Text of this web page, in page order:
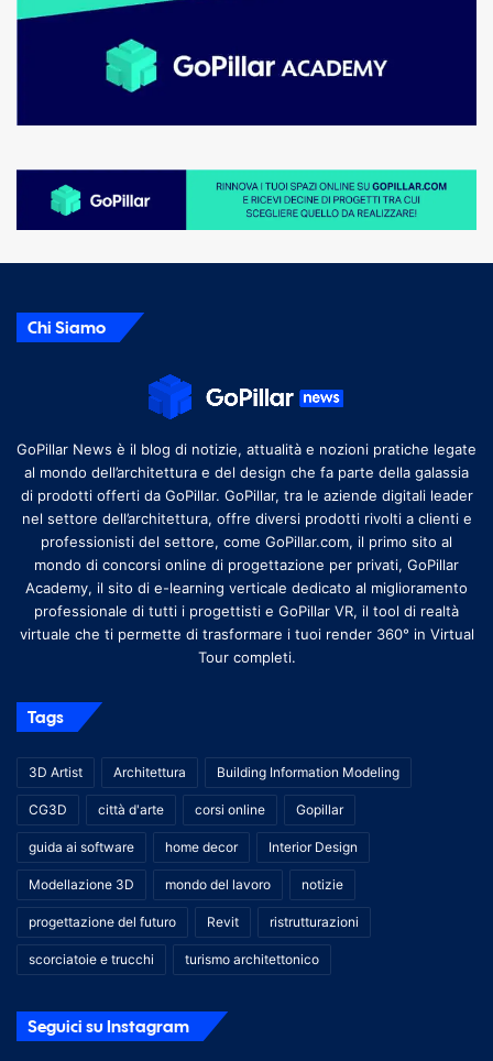
Chi Siamo
GoPillar News è il blog di notizie, attualità e nozioni pratiche legate
al mondo dell’architettura e del design che fa parte della galassia
di prodotti offerti da GoPillar. GoPillar, tra le aziende digitali leader
nel settore dell’architettura, offre diversi prodotti rivolti a clienti e
professionisti del settore, come GoPillar.com, il primo sito al
mondo di concorsi online di progettazione per privati, GoPillar
Academy, il sito di e-learning verticale dedicato al miglioramento
professionale di tutti i progettisti e GoPillar VR, il tool di realtà
virtuale che ti permette di trasformare i tuoi render 360° in Virtual
Tour completi.
Tags
3D Artist Architettura Building Information Modeling
CG3D città d'arte corsi online Gopillar
guida ai software home decor Interior Design
Modellazione 3D mondo del lavoro notizie
progettazione del futuro Revit ristrutturazioni
scorciatoie e trucchi turismo architettonico
Seguici su Instagram